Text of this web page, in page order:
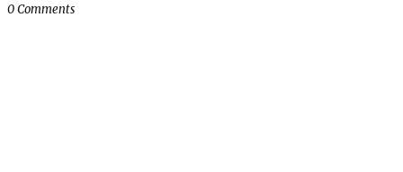
0 Comments